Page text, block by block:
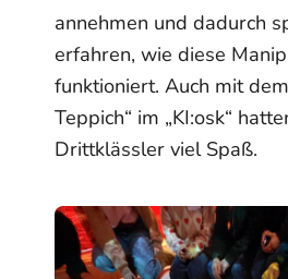
annehmen und dadurch
erfahren, wie diese
funktioniert. Auch mit
Teppich“ im „KI:osk“
Drittklässler viel Spaß.